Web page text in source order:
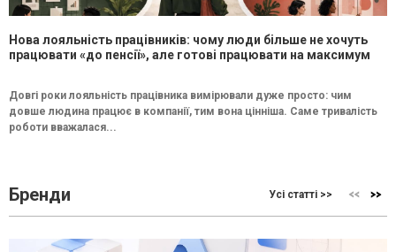
Нова лояльність працівників: чому люди більше не хочуть
працювати «до пенсії», але готові працювати на максимум
Довгі роки лояльність працівника вимірювали дуже просто: чим
довше людина працює в компанії, тим вона цінніша. Саме тривалість
роботи вважалася...
Бренди Усі статті >>